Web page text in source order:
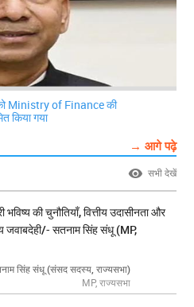
Ministry of Finance की
किया गया
→ आगे पढ़े
सभी देखें
की चुनौतियाँ, वित्तीय उदासीनता और
जवाबदेही/- सतनाम सिंह संधू (MP,
सिंह संधू (संसद सदस्य, राज्यसभा)
MP, राज्यसभा